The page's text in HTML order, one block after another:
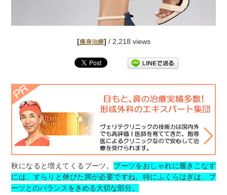
[痩身治療] / 2,218 views
秋になると増えてくるブーツ。 ブーツをおしゃれに履きこなす
には、すらりと伸びた脚が必要ですね。特にふくらはぎは、ブ
ーツとのバランスをきめる大切な部分。